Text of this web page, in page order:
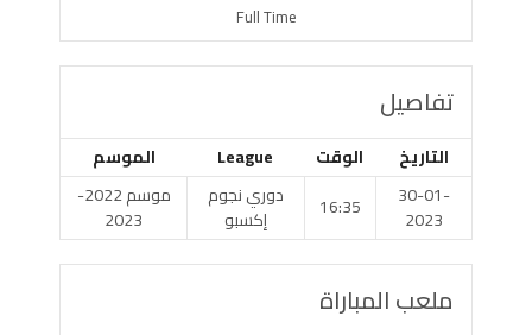
Full Time
تفاصيل
التاريخ الوقت League
الموسم
30-01-
2023
16:35
دوري نجوم
إكسبو
موسم 2022-
2023
ملعب المباراة